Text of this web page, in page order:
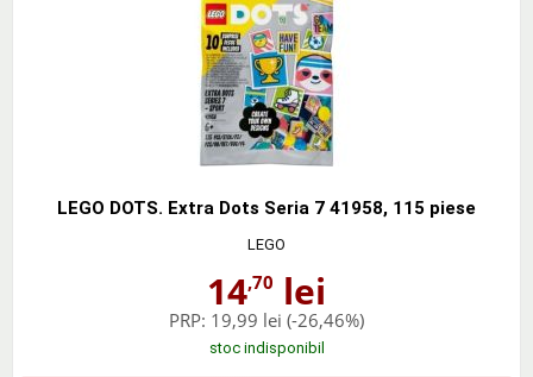
LEGO DOTS. Extra Dots Seria 7 41958, 115 piese
LEGO
14,70 lei
PRP: 19,99 lei (-26,46%)
stoc indisponibil